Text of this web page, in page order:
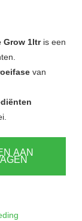
Grow 1ltris een
van
AAN